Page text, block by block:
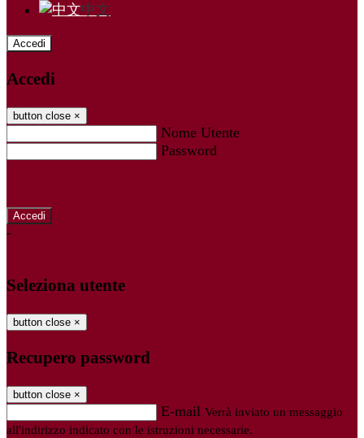
中文
Accedi
Accedi
button close ×
Nome Utente
Password
-
Seleziona utente
button close ×
Recupero password
button close ×
E-mail Verrà inviato un messaggio
all'indirizzo indicato con le istruzioni necessarie.